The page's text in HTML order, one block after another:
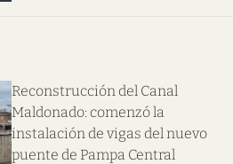
Reconstrucción del Canal
Maldonado: comenzó la
instalación de vigas del nuevo
puente de Pampa Central